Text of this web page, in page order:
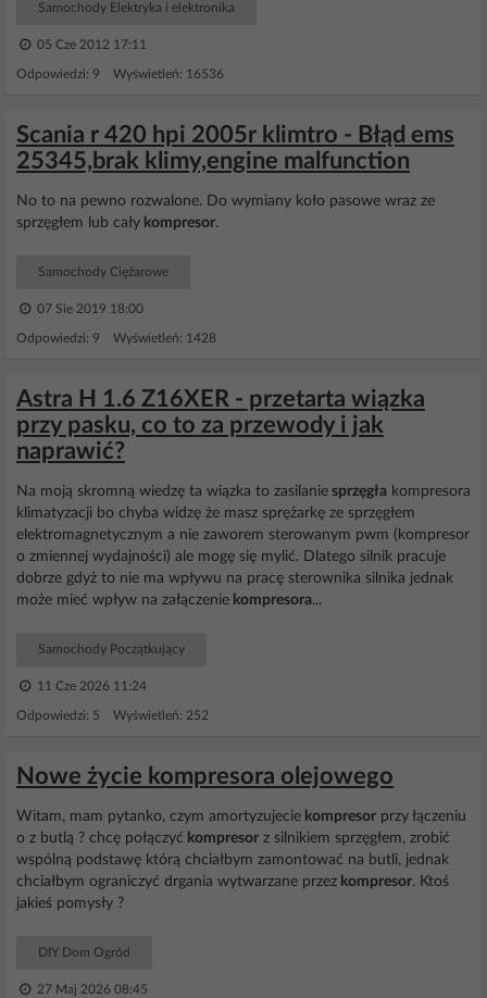
Samochody Elektryka i elektronika
05 Cze 2012 17:11
Odpowiedzi: 9 Wyświetleń: 16536
Scania r 420 hpi 2005r klimtro - Błąd ems
25345,brak klimy,engine malfunction
No to na pewno rozwalone. Do wymiany koło pasowe wraz ze
sprzęgłem lub cały kompresor.
Samochody Ciężarowe
07 Sie 2019 18:00
Odpowiedzi: 9 Wyświetleń: 1428
Astra H 1.6 Z16XER - przetarta wiązka
przy pasku, co to za przewody i jak
naprawić?
Na moją skromną wiedzę ta wiązka to zasilanie sprzęgła kompresora
klimatyzacji bo chyba widzę że masz sprężarkę ze sprzęgłem
elektromagnetycznym a nie zaworem sterowanym pwm (kompresor
o zmiennej wydajności) ale mogę się mylić. Dlatego silnik pracuje
dobrze gdyż to nie ma wpływu na pracę sterownika silnika jednak
może mieć wpływ na załączenie kompresora...
Samochody Początkujący
11 Cze 2026 11:24
Odpowiedzi: 5 Wyświetleń: 252
Nowe życie kompresora olejowego
Witam, mam pytanko, czym amortyzujecie kompresor przy łączeniu
o z butlą ? chcę połączyć kompresor z silnikiem sprzęgłem, zrobić
wspólną podstawę którą chciałbym zamontować na butli, jednak
chciałbym ograniczyć drgania wytwarzane przez kompresor. Ktoś
jakieś pomysły ?
DIY Dom Ogród
27 Maj 2026 08:45